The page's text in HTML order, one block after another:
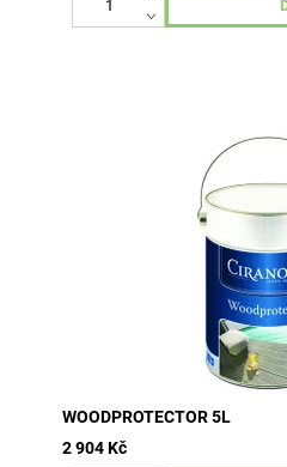
olej na dřevěné terasy z
5L vydatnost 1L = cca 5-10 m2
WOODPROTECTOR 5L
2 904 Kč